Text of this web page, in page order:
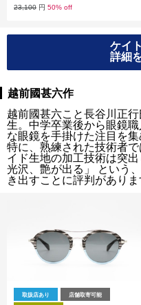
23,100 円 50% off
ケイ
詳細
越前國甚六作
越前國甚六こと長谷川正
生。中学卒業後から眼鏡
な眼鏡を手掛けた注目を集
特に、熟練された技術者
イド生地の加工技術は突
光沢、艶が出る」 という
き出すことに評判がありま
取扱店あり 店舗取寄可能